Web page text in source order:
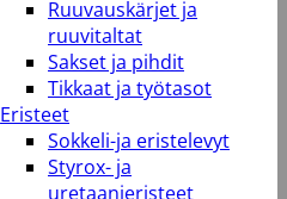
Ruuvauskärjet ja
ruuvitaltat
Sakset ja pihdit
Tikkaat ja työtasot
Eristeet
Sokkeli-ja eristelevyt
Styrox- ja
uretaanieristeet